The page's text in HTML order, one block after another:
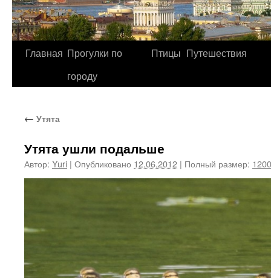
Перейти
Главная Прогулки по
городу
Птицы Путешествия
← Утята
Утята ушли подальше
Автор: Yuri | Опубликовано 12.06.2012 | Полный размер: